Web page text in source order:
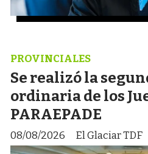
Se realizó la
ordinaria de los
PARAEPADE
El Glaciar TDF
PROVINCIALES
08/08/2026